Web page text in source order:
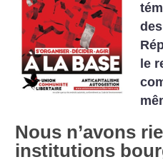
le
Nous n’avons
institutions